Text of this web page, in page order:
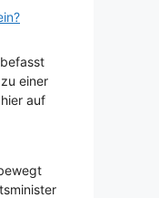
einer
auf